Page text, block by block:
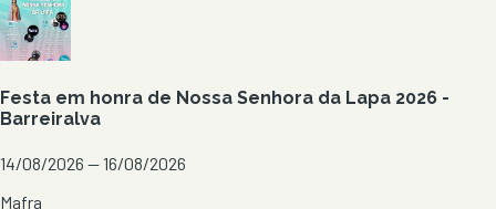
Festa em honra de Nossa Senhora da Lapa 2026 -
Barreiralva
14/08/2026 — 16/08/2026
Mafra